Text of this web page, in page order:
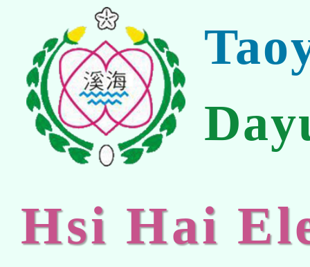
Hsi Hai